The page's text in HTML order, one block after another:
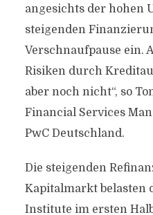
angesichts der hohen
steigenden
Verschnaufpause ein.
Risiken durch
aber noch nicht“, so
Financial Services
PwC Deutschland.
Die steigenden
Kapitalmarkt belasten
Institute im ersten